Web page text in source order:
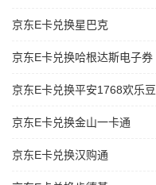
京东E卡兑换星巴克
京东E卡兑换哈根达斯电子券
京东E卡兑换平安1768欢乐豆
京东E卡兑换金山一卡通
京东E卡兑换汉购通